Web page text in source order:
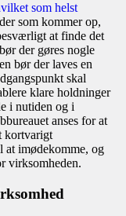
som helst
som kommer op,
at finde det
der gøres nogle
bør der laves en
skal
klare holdninger
i nutiden og i
anses for at
kortvarigt
at imødekomme, og
virksomheden.